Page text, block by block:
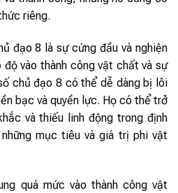
riêng.
đạo 8 là sự cứng đầu và nghiện
vào thành công vật chất và sự
chủ đạo 8 có thể dễ dàng bị lôi
bạc và quyền lực. Họ có thể trở
và thiếu linh động trong định
mục tiêu và giá trị phi vật
quá mức vào thành công vật